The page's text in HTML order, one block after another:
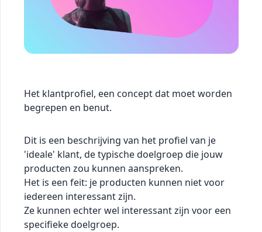
Het klantprofiel, een concept dat moet worden
begrepen en benut.
Dit is een beschrijving van het profiel van je
'ideale' klant, de typische doelgroep die jouw
producten zou kunnen aanspreken.
Het is een feit: je producten kunnen niet voor
iedereen interessant zijn.
Ze kunnen echter wel interessant zijn voor een
specifieke doelgroep.